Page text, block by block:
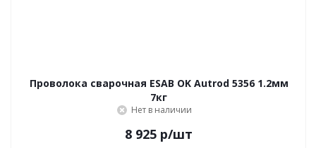
Проволока сварочная ESAB OK Autrod 5356 1.2мм
7кг
Нет в наличии
8 925 р/шт